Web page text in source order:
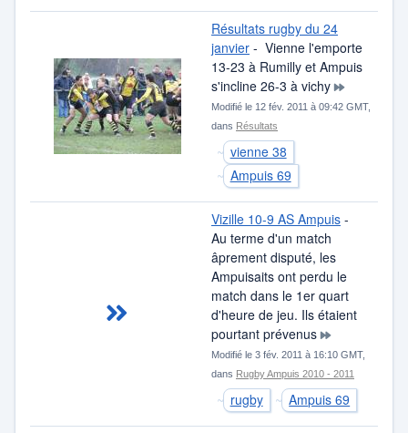
Résultats rugby du 24
janvier - Vienne l'emporte
13-23 à Rumilly et Ampuis
s'incline 26-3 à vichy
Modifié le 12 fév. 2011 à 09:42 GMT,
dans Résultats
vienne 38
Ampuis 69
Vizille 10-9 AS Ampuis -
Au terme d'un match
âprement disputé, les
Ampuisaits ont perdu le
match dans le 1er quart
d'heure de jeu. Ils étaient
pourtant prévenus
Modifié le 3 fév. 2011 à 16:10 GMT,
dans Rugby Ampuis 2010 - 2011
rugby Ampuis 69